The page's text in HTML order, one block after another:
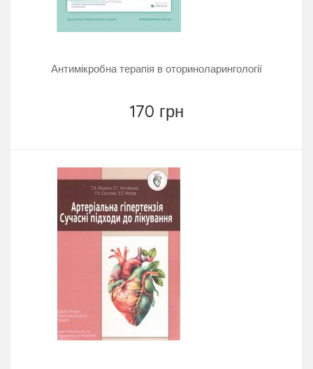
Антимікробна терапія в оториноларингології
170 грн